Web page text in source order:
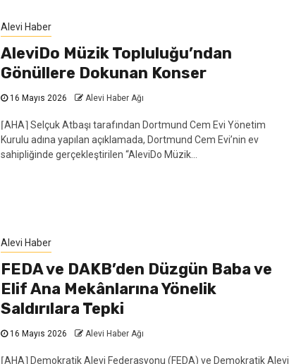
Alevi Haber
AleviDo Müzik Topluluğu’ndan
Gönüllere Dokunan Konser
16 Mayıs 2026 Alevi Haber Ağı
⌈AHA⌉ Selçuk Atbaşı tarafından Dortmund Cem Evi Yönetim
Kurulu adına yapılan açıklamada, Dortmund Cem Evi’nin ev
sahipliğinde gerçekleştirilen “AleviDo Müzik...
Alevi Haber
FEDA ve DAKB’den Düzgün Baba ve
Elif Ana Mekânlarına Yönelik
Saldırılara Tepki
16 Mayıs 2026 Alevi Haber Ağı
⌈AHA⌉ Demokratik Alevi Federasyonu (FEDA) ve Demokratik Alevi